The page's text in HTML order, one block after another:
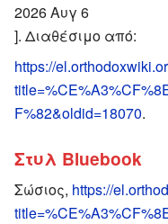
2026 Αυγ 6
]. Διαθέσιμο από:
https://
F%82&oldid=18070.
Στυλ Bluebook
Σώσιος, https://